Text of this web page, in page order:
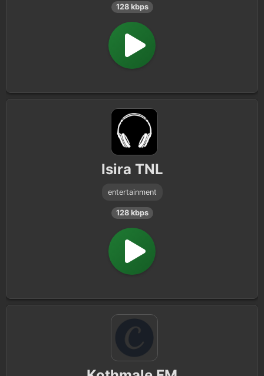
128 kbps
Isira TNL
entertainment
128 kbps